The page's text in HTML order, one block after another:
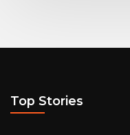
Top Stories